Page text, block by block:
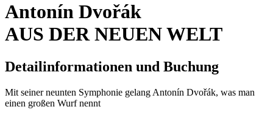
Antonín Dvořák
AUS DER NEUEN WELT
Detailinformationen und Buchung
Mit seiner neunten Symphonie gelang Antonín Dvořák, was man
einen großen Wurf nennt